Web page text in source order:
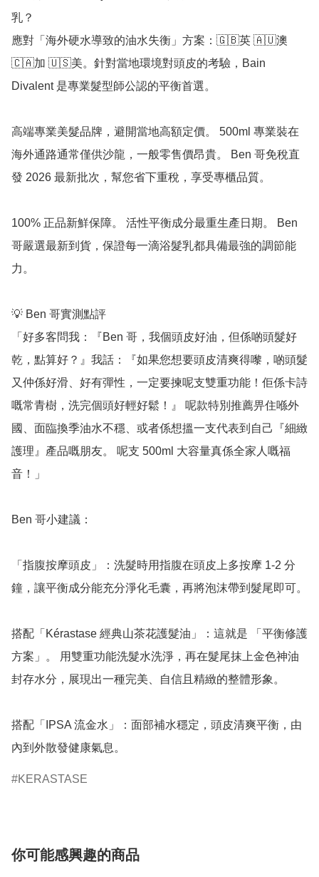
乳？
應對「海外硬水導致的油水失衡」方案：🇬🇧英 🇦🇺澳
🇨🇦加 🇺🇸美。針對當地環境對頭皮的考驗，Bain
Divalent 是專業髮型師公認的平衡首選。
高端專業美髮品牌，避開當地高額定價。 500ml 專業裝在
海外通路通常僅供沙龍，一般零售價昂貴。 Ben 哥免稅直
發 2026 最新批次，幫您省下重稅，享受專櫃品質。
100% 正品新鮮保障。 活性平衡成分最重生產日期。 Ben
哥嚴選最新到貨，保證每一滴浴髮乳都具備最強的調節能
力。
💡 Ben 哥實測點評
「好多客問我：『Ben 哥，我個頭皮好油，但係啲頭髮好
乾，點算好？』我話：『如果您想要頭皮清爽得嚟，啲頭髮
又仲係好滑、好有彈性，一定要揀呢支雙重功能！佢係卡詩
嘅常青樹，洗完個頭好輕好鬆！』 呢款特別推薦畀住喺外
國、面臨換季油水不穩、或者係想搵一支代表到自己『細緻
護理』產品嘅朋友。 呢支 500ml 大容量真係全家人嘅福
音！」
Ben 哥小建議：
「指腹按摩頭皮」：洗髮時用指腹在頭皮上多按摩 1-2 分
鐘，讓平衡成分能充分淨化毛囊，再將泡沫帶到髮尾即可。
搭配「Kérastase 經典山茶花護髮油」：這就是 「平衡修護
方案」。 用雙重功能洗髮水洗淨，再在髮尾抹上金色神油
封存水分，展現出一種完美、自信且精緻的整體形象。
搭配「IPSA 流金水」：面部補水穩定，頭皮清爽平衡，由
內到外散發健康氣息。
KERASTASE
你可能感興趣的商品